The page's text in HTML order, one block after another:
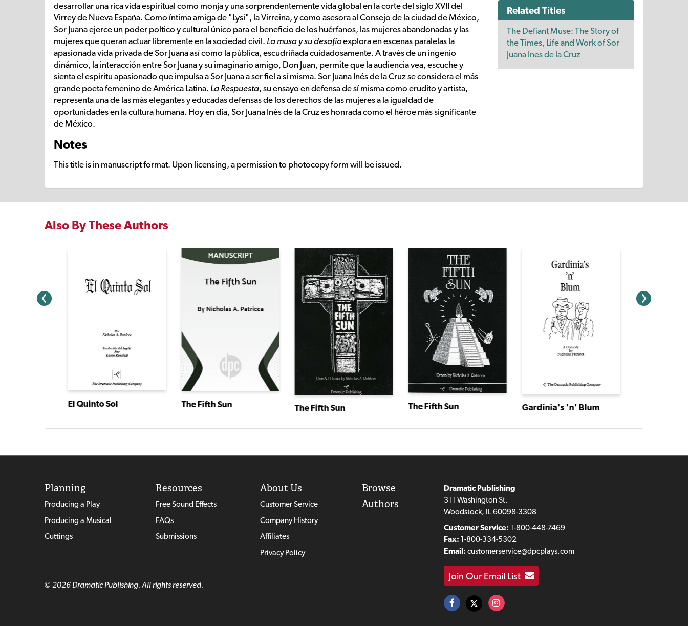
desarrollar una rica vida espiritual como monja y una sorprendentemente vida global en la corte del siglo XVII del
Virrey de Nueva España. Como íntima amiga de "Lysi", la Virreina, y como asesora al Consejo de la ciudad de México,
Sor Juana ejerce un poder poltico y cultural único para el beneficio de los huérfanos, las mujeres abandonadas y las
mujeres que queran actuar libremente en la sociedad civil. La musa y su desafíoexplora en escenas paralelas la
apasionada vida privada de Sor Juana así como la pública, escudriñada cuidadosamente. A través de un ingenio
dinámico, la interacción entre Sor Juana y su imaginario amigo, Don Juan, permite que la audiencia vea, escuche y
sienta el espíritu apasionado que impulsa a Sor Juana a ser fiel a sí misma. Sor Juana Inés de la Cruz se considera el más
grande poeta femenino de América Latina. La Respuesta, su ensayo en defensa de sí misma como erudito y artista,
representa una de las más elegantes y educadas defensas de los derechos de las mujeres a la igualdad de
oportunidades en la cultura humana. Hoy en día, Sor Juana Inés de la Cruz es honrada como el héroe más significante
de México.
Notes
This title is in manuscript format. Upon licensing, a permission to photocopy form will be issued.
Related Titles
The Defiant Muse: The Story of
the Times, Life and Work of Sor
Juana Ines de la Cruz
Also By These Authors
El Quinto Sol The Fifth Sun The Fifth Sun The Fifth Sun Gardinia's 'n' Blum
Planning
Producing a Play
Producing a Musical
Cuttings
Resources
Free Sound Effects
FAQs
Submissions
About Us
Customer Service
Company History
Affiliates
Privacy Policy
Browse
Authors
© 2026 Dramatic Publishing. All rights reserved.
Dramatic Publishing
311 Washington St.
Woodstock, IL 60098-3308
Customer Service: 1-800-448-7469
Fax: 1-800-334-5302
Email: customerservice@dpcplays.com
Join Our Email List